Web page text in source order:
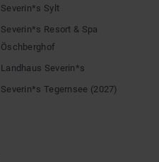
Severin*s Sylt
Severin*s Resort & Spa
Öschberghof
Landhaus Severin*s
Severin*s Tegernsee (2027)